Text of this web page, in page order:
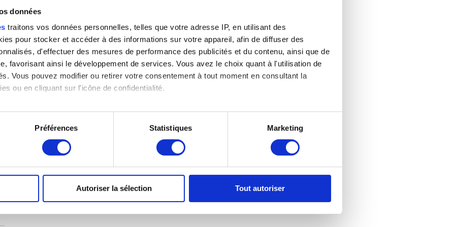
données
traitons vos données personnelles, telles que votre adresse IP, en utilisant des
pour stocker et accéder à des informations sur votre appareil, afin de diffuser des
d'effectuer des mesures de performance des publicités et du contenu, ainsi que de
favorisant ainsi le développement de services. Vous avez le choix quant à l'utilisation de
Vous pouvez modifier ou retirer votre consentement à tout moment en consultant la
ou en cliquant sur l'icône de confidentialité.
également :
sur votre localisation géographique qui peuvent être précises à plusieurs mètres près
de publicité et d'analyse, qui peuvent combiner celles-ci avec d'autres informations que
Préférences Statistiques Marketing
Autoriser la sélection Tout autoriser